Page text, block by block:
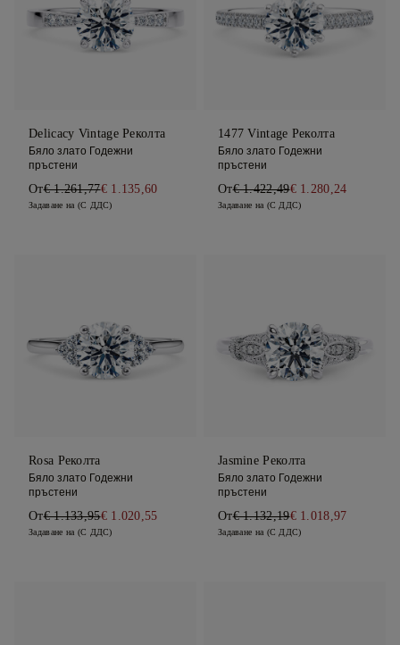
Delicacy Vintage Реколта
Бяло злато Годежни
пръстени
От€ 1.261,77€ 1.135,60
Задаване на (С ДДС)
1477 Vintage Реколта
Бяло злато Годежни
пръстени
От€ 1.422,49€ 1.280,24
Задаване на (С ДДС)
Rosa Реколта
Бяло злато Годежни
пръстени
От€ 1.133,95€ 1.020,55
Задаване на (С ДДС)
Jasmine Реколта
Бяло злато Годежни
пръстени
От€ 1.132,19€ 1.018,97
Задаване на (С ДДС)